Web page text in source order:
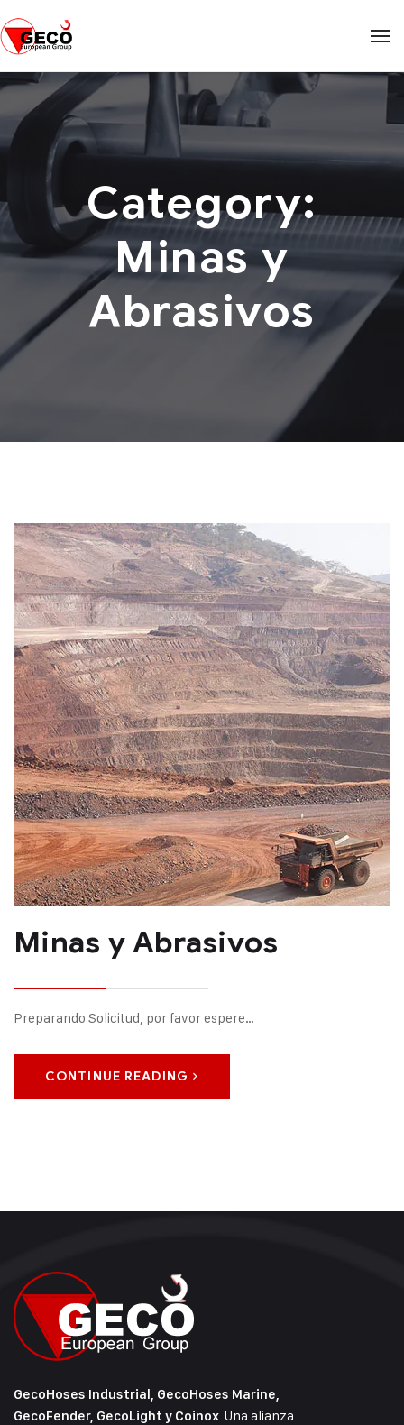
Category:
Minas y
Abrasivos
Minas y Abrasivos
Preparando Solicitud, por favor espere…
CONTINUE READING
GecoHoses Industrial, GecoHoses Marine,
GecoFender, GecoLight y Coinox Una alianza